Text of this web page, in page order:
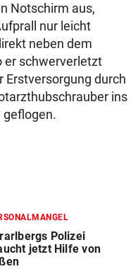
Notschirm aus,
nur leicht
neben dem
er schwerverletzt
Erstversorgung durch
ins
geflogen.
Polizei
jetzt Hilfe von